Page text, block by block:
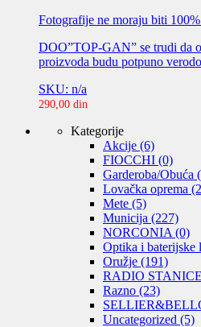
Fotografije ne moraju biti
DOO”TOP-GAN” se trudi da
proizvoda budu potpuno
SKU: n/a
290,00 din
Kategorije
Akcije (6)
FIOCCHI (0)
Garderoba/Obuća
Lovačka oprema
Mete (5)
Municija (227)
NORCONIA (0)
Optika i baterijske
Oružje (191)
RADIO STANICE
Razno (23)
Uncategorized (5)